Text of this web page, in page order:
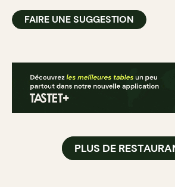
FAIRE UNE SUGGESTION
PLUS DE